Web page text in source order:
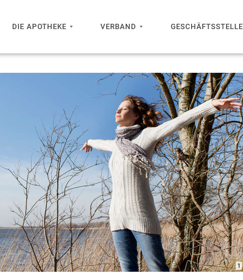
DIE APOTHEKE VERBAND GESCHÄFTSSTELLE
1